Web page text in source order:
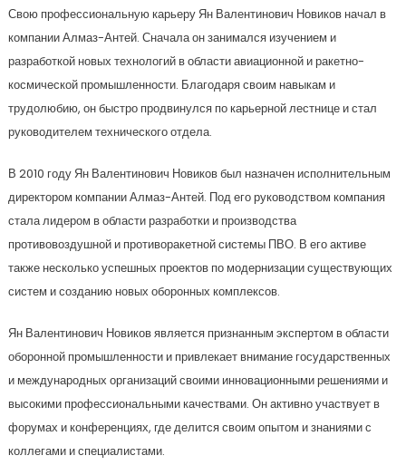
Свою профессиональную карьеру Ян Валентинович Новиков начал в
компании Алмаз-Антей. Сначала он занимался изучением и
разработкой новых технологий в области авиационной и ракетно-
космической промышленности. Благодаря своим навыкам и
трудолюбию, он быстро продвинулся по карьерной лестнице и стал
руководителем технического отдела.
В 2010 году Ян Валентинович Новиков был назначен исполнительным
директором компании Алмаз-Антей. Под его руководством компания
стала лидером в области разработки и производства
противовоздушной и противоракетной системы ПВО. В его активе
также несколько успешных проектов по модернизации существующих
систем и созданию новых оборонных комплексов.
Ян Валентинович Новиков является признанным экспертом в области
оборонной промышленности и привлекает внимание государственных
и международных организаций своими инновационными решениями и
высокими профессиональными качествами. Он активно участвует в
форумах и конференциях, где делится своим опытом и знаниями с
коллегами и специалистами.